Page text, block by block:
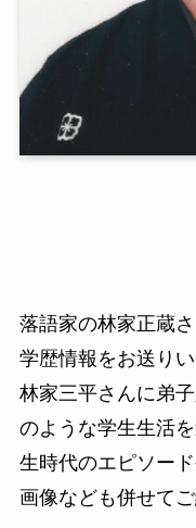
落語家の林家正蔵
学歴情報をお送り
林家三平さんに弟
のような学生生活
生時代のエピソー
画像なども併せて